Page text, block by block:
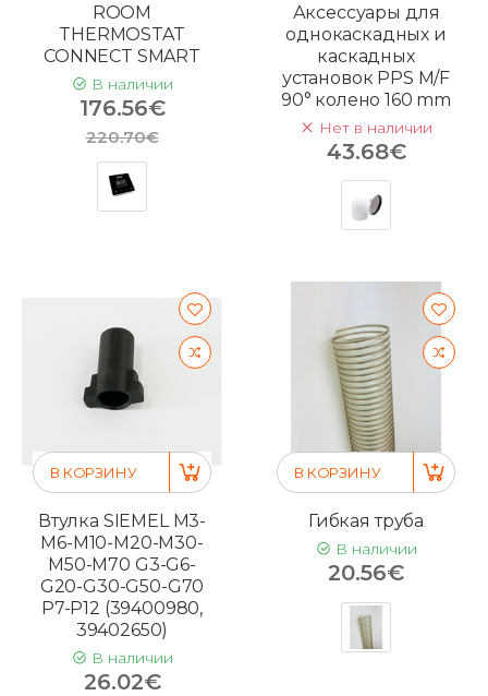
ROOM
THERMOSTAT
CONNECT SMART
В наличии
176.56€
220.70€
Аксессуары для
однокаскадных и
каскадных
установок PPS M/F
90° колено 160 mm
Нет в наличии
43.68€
В КОРЗИНУ
Втулка SIEMEL M3-
M6-M10-M20-M30-
M50-M70 G3-G6-
G20-G30-G50-G70
P7-P12 (39400980,
39402650)
В наличии
26.02€
В КОРЗИНУ
Гибкая труба
В наличии
20.56€